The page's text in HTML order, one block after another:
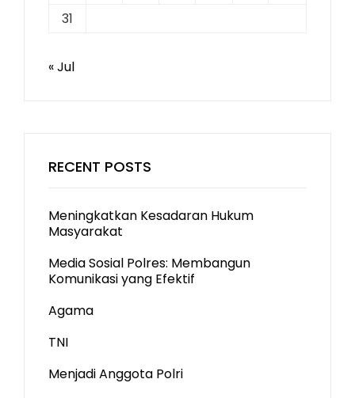
31
« Jul
RECENT POSTS
Meningkatkan Kesadaran Hukum
Masyarakat
Media Sosial Polres: Membangun
Komunikasi yang Efektif
Agama
TNI
Menjadi Anggota Polri